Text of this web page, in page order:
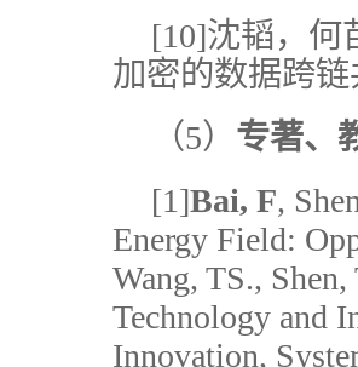
[10]沈韬，何
加密的数据跨链
（5） 专著、
[1]Bai, F,
Energy Field:
Wang, TS.,
Technology and
Innovation,